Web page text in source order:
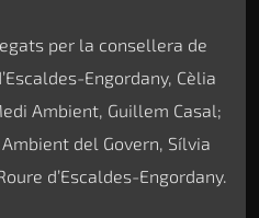
per la consellera de
Engordany, Cèlia
Ambient, Guillem Casal;
del Govern, Sílvia
d’Escaldes-Engordany.